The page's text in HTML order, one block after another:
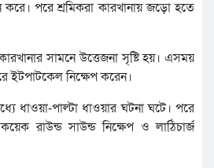
পরে শ্রমিকরা কারখানায় জড়ো হতে
সামনে উত্তেজনা সৃষ্টি হয়। এসময়
ইটপাটকেল নিক্ষেপ করেন।
ধাওয়া-পাল্টা ধাওয়ার ঘটনা ঘটে। পরে
কয়েক রাউন্ড সাউন্ড নিক্ষেপ ও লাঠিচার্জ